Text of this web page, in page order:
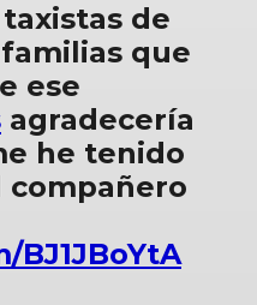
de
que
ese
agradecería
he tenido
compañero